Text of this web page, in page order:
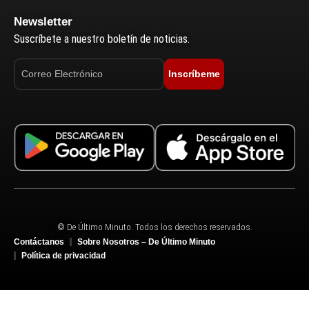
Newsletter
Suscríbete a nuestro boletín de noticias.
Inscríbeme
© De Último Minuto. Todos los derechos reservados.
Contáctanos
Sobre Nosotros – De Último Minuto
Política de privacidad